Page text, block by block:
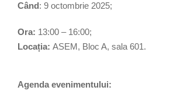
Când: 9 octombrie 2025;
Ora: 13:00 – 16:00;
Locația: ASEM, Bloc A, sala 601.
Agenda evenimentului: